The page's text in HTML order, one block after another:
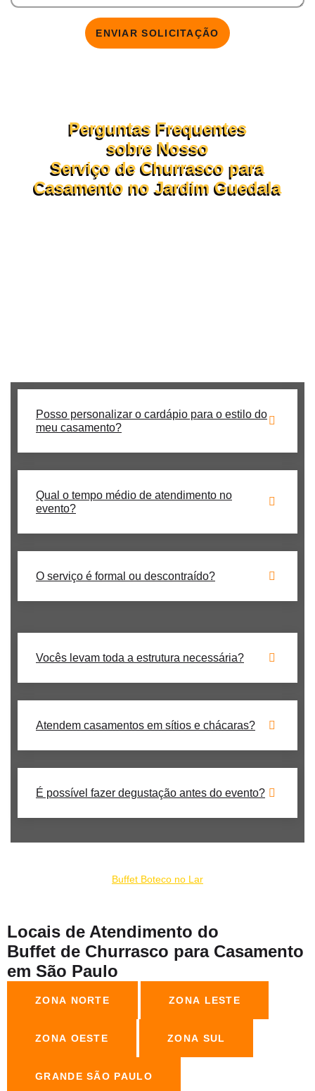
ENVIAR SOLICITAÇÃO
Perguntas Frequentes
sobre Nosso
Serviço de Churrasco para
Casamento no Jardim Guedala
Posso personalizar o cardápio para o estilo do
meu casamento?
Qual o tempo médio de atendimento no
evento?
O serviço é formal ou descontraído?
Vocês levam toda a estrutura necessária?
Atendem casamentos em sítios e chácaras?
É possível fazer degustação antes do evento?
Buffet Boteco no Lar
Locais de Atendimento do
Buffet de Churrasco para Casamento
em São Paulo
ZONA NORTE ZONA LESTE
ZONA OESTE ZONA SUL
GRANDE SÃO PAULO